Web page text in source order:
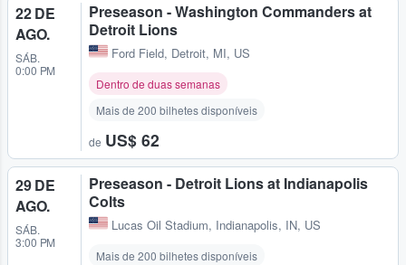
22 DE
AGO.
SÁB.
0:00 PM
Preseason - Washington Commanders at
Detroit Lions
Ford Field, Detroit, MI, US
Dentro de duas semanas
Mais de 200 bilhetes disponíveis
de US$ 62
29 DE
AGO.
SÁB.
3:00 PM
Preseason - Detroit Lions at Indianapolis
Colts
Lucas Oil Stadium, Indianapolis, IN, US
Mais de 200 bilhetes disponíveis